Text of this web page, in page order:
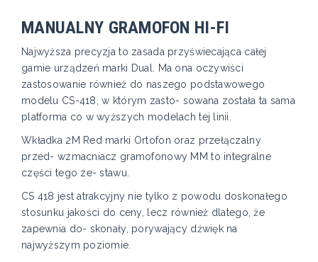
MANUALNY GRAMOFON HI-FI
Najwyższa precyzja to zasada przyświecająca całej
gamie urządzeń marki Dual. Ma ona oczywiści
zastosowanie również do naszego podstawowego
modelu CS-418, w którym zasto- sowana została ta sama
platforma co w wyższych modelach tej linii.
Wkładka 2M Red marki Ortofon oraz przełączalny
przed- wzmacniacz gramofonowy MM to integralne
części tego ze- stawu.
CS 418 jest atrakcyjny nie tylko z powodu doskonałego
stosunku jakości do ceny, lecz również dlatego, że
zapewnia do- skonały, porywający dźwięk na
najwyższym poziomie.